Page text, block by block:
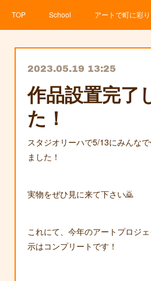
TOP School アートで町に彩
2023.05.19 13:25
作品設置完了
た！
スタジオリーハで5/13にみんな
ました！
実物をぜひ見に来て下さい🙇
これにて、今年のアートプロジ
示はコンプリートです！